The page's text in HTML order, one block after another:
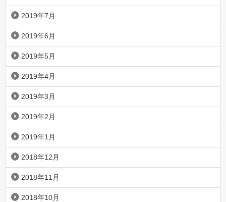
2019年7月
2019年6月
2019年5月
2019年4月
2019年3月
2019年2月
2019年1月
2018年12月
2018年11月
2018年10月